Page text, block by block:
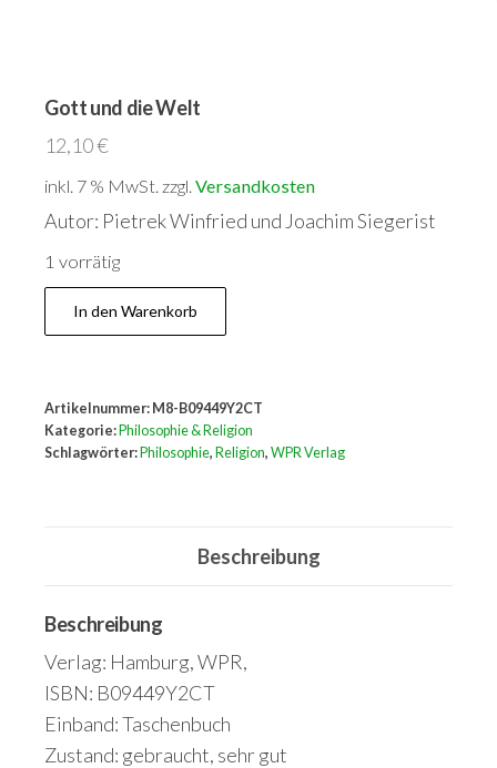
Gott und die Welt
12,10€
inkl. 7 % MwSt. zzgl. Versandkosten
Autor: Pietrek Winfried und Joachim Siegerist
1 vorrätig
Gott
und
Menge
In den Warenkorb
Artikelnummer: M8-B09449Y2CT
Kategorie: Philosophie & Religion
Schlagwörter: Philosophie, Religion, WPR Verlag
Beschreibung
Beschreibung
Verlag: Hamburg, WPR,
ISBN: B09449Y2CT
Einband: Taschenbuch
Zustand: gebraucht, sehr gut